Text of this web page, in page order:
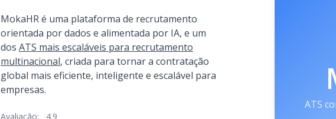
MokaHR é uma plataforma de recrutamento
orientada por dados e alimentada por IA, e um
dos ATS mais escaláveis para recrutamento
multinacional, criada para tornar a contratação
global mais eficiente, inteligente e escalável para
empresas.
Avaliação: 4.9
ATS